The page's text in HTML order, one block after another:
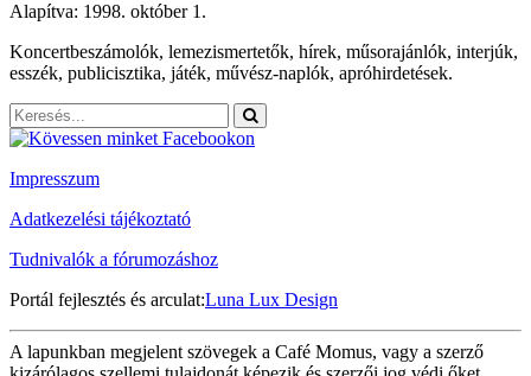
Alapítva: 1998. október 1.
Koncertbeszámolók, lemezismertetők, hírek, műsorajánlók, interjúk,
esszék, publicisztika, játék, művész-naplók, apróhirdetések.
Impresszum
Adatkezelési tájékoztató
Tudnivalók a fórumozáshoz
Portál fejlesztés és arculat:Luna Lux Design
A lapunkban megjelent szövegek a Café Momus, vagy a szerző